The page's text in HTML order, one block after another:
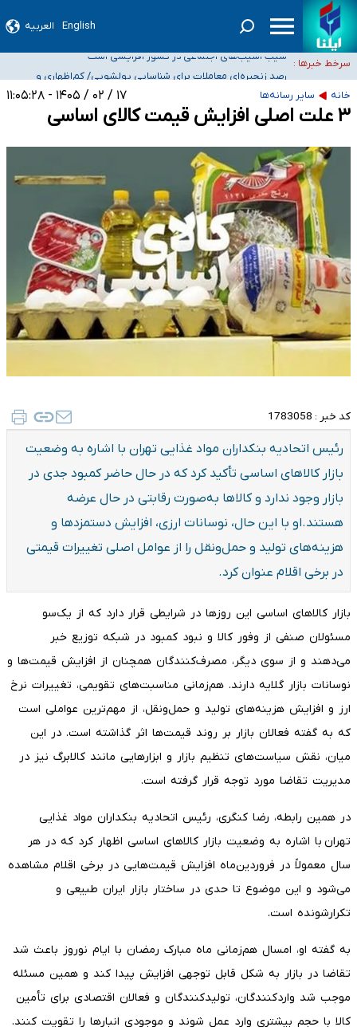
English العربیه
سرخط خبرها :
۵۰ ایستگاه هواشناسی در جنگ دچار آسیب‌های جدی شدند/ تخریب کامل دو رادار در
بوشهر و اهواز
شیب آسیب‌های اجتماعی در کشور افزایشی است
رصد زنجیره‌ای معاملات برای شناسایی پولشویی/ کم‌اظهاری و
ایرانی- افغانستانی
آسیب‌های جنگ، صدور گواهینامه موتورسواری زنان را به تأخیر انداخت
خانه سایر رسانه‌ها ۱۷ / ۰۲ / ۱۴۰۵ - ۱۱:۰۵:۲۸
۳ علت اصلی افزایش قیمت کالای اساسی
کد خبر : 1783058
رئیس اتحادیه بنکداران مواد غذایی تهران با اشاره به وضعیت
بازار کالاهای اساسی تأکید کرد که در حال حاضر کمبود جدی در
بازار وجود ندارد و کالاها به‌صورت رقابتی در حال عرضه
هستند.او با این حال، نوسانات ارزی، افزایش دستمزدها و
هزینه‌های تولید و حمل‌ونقل را از عوامل اصلی تغییرات قیمتی
در برخی اقلام عنوان کرد.
بازار کالاهای اساسی این روزها در شرایطی قرار دارد که از یک‌سو
مسئولان صنفی از وفور کالا و نبود کمبود در شبکه توزیع خبر
می‌دهند و از سوی دیگر، مصرف‌کنندگان همچنان از افزایش قیمت‌ها و
نوسانات بازار گلایه دارند. هم‌زمانی مناسبت‌های تقویمی، تغییرات نرخ
ارز و افزایش هزینه‌های تولید و حمل‌ونقل، از مهم‌ترین عواملی است
که به گفته فعالان بازار بر روند قیمت‌ها اثر گذاشته است. در این
میان، نقش سیاست‌های تنظیم بازار و ابزارهایی مانند کالابرگ نیز در
مدیریت تقاضا مورد توجه قرار گرفته است.
در همین رابطه، رضا کنگری، رئیس اتحادیه بنکداران مواد غذایی
تهران با اشاره به وضعیت بازار کالاهای اساسی اظهار کرد که در هر
سال معمولاً در فروردین‌ماه افزایش قیمت‌هایی در برخی اقلام مشاهده
می‌شود و این موضوع تا حدی در ساختار بازار ایران طبیعی و
تکرارشونده است.
به گفته او، امسال هم‌زمانی ماه مبارک رمضان با ایام نوروز باعث شد
تقاضا در بازار به شکل قابل توجهی افزایش پیدا کند و همین مسئله
موجب شد واردکنندگان، تولیدکنندگان و فعالان اقتصادی برای تأمین
کالا با حجم بیشتری وارد عمل شوند و موجودی انبارها را تقویت کنند.